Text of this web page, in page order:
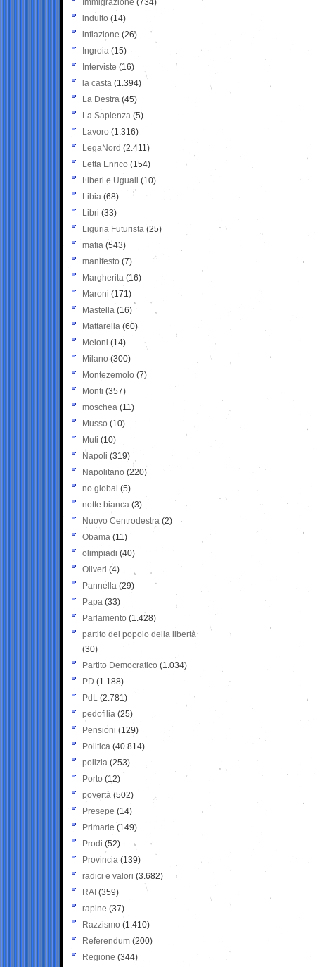
Immigrazione (734)
indulto (14)
inflazione (26)
Ingroia (15)
Interviste (16)
la casta (1.394)
La Destra (45)
La Sapienza (5)
Lavoro (1.316)
LegaNord (2.411)
Letta Enrico (154)
Liberi e Uguali (10)
Libia (68)
Libri (33)
Liguria Futurista (25)
mafia (543)
manifesto (7)
Margherita (16)
Maroni (171)
Mastella (16)
Mattarella (60)
Meloni (14)
Milano (300)
Montezemolo (7)
Monti (357)
moschea (11)
Musso (10)
Muti (10)
Napoli (319)
Napolitano (220)
no global (5)
notte bianca (3)
Nuovo Centrodestra (2)
Obama (11)
olimpiadi (40)
Oliveri (4)
Pannella (29)
Papa (33)
Parlamento (1.428)
partito del popolo della libertà
(30)
Partito Democratico (1.034)
PD (1.188)
PdL (2.781)
pedofilia (25)
Pensioni (129)
Politica (40.814)
polizia (253)
Porto (12)
povertà (502)
Presepe (14)
Primarie (149)
Prodi (52)
Provincia (139)
radici e valori (3.682)
RAI (359)
rapine (37)
Razzismo (1.410)
Referendum (200)
Regione (344)